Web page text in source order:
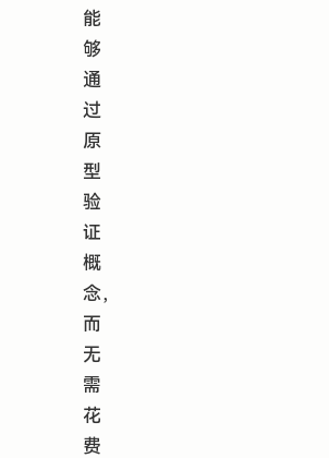
能
够
通
过
原
型
验
证
概
念，
而
无
需
花
费